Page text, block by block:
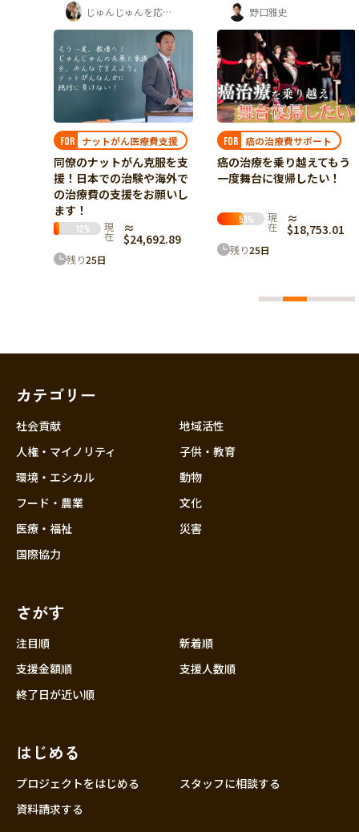
野口雅史
FOR 癌の治療費サポート
癌の治療を乗り越えてもう
一度舞台に復帰したい！
59% 在 $18,753.01
江崎家を支援する会
FOR 指定難病 ALS治療
ALS治療～乳歯幹細胞由来
培養上清液による治療を受
65% 現在≈ $7,329.04
カテゴリー
社会貢献
人権・マイノリティ
環境・エシカル
フード・農業
医療・福祉
国際協力
地域活性
子供・教育
動物
文化
災害
さがす
注目順
新着順
支援金額順
支援人数順
終了日が近い順
はじめる
プロジェクトをはじめる
スタッフに相談する
資料請求する